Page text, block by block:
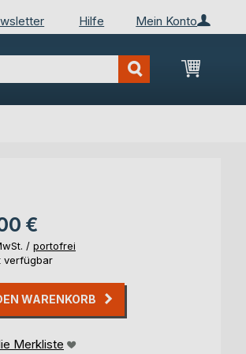
Mein Konto
Hilfe
Mein
€
/ portofrei
verfügbar
WARENKORB
Merkliste